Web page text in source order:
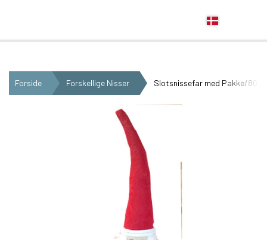
Forside Forskellige Nisser Slotsnissefar med Pakke/801